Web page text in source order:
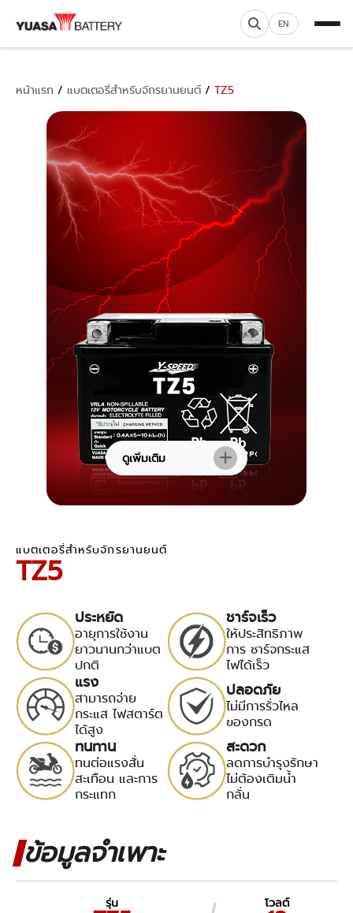
EN
หน้าแรก / แบตเตอรี่สำหรับจักรยานยนต์ / TZ5
ดูเพิ่มเติม
แบตเตอรี่สำหรับจักรยานยนต์
TZ5
ประหยัด
อายุการใช้งาน
ยาวนานกว่าแบต
ปกติ
ชาร์จเร็ว
ให้ประสิทธิภาพ
การ ชาร์จกระแส
ไฟได้เร็ว
แรง
สามารถจ่าย
กระแส ไฟสตาร์ต
ได้สูง
ปลอดภัย
ไม่มีการรั่วไหล
ของกรด
ทนทาน
ทนต่อแรงสั่น
สะเทือน และการ
กระแทก
สะดวก
ลดการบำรุงรักษา
ไม่ต้องเติมน้ำ
กลั่น
ข้อมูลจำเพาะ
รุ่น โวลต์